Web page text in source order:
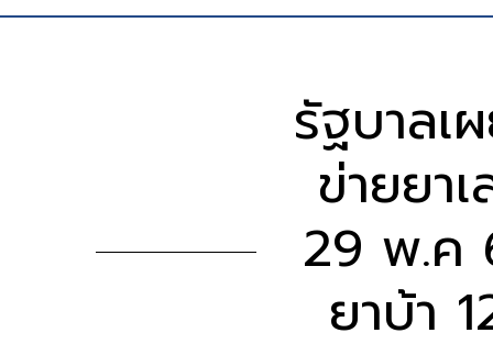
รัฐบาลเ
ข่ายยา
29 พ.ค
ยาบ้า